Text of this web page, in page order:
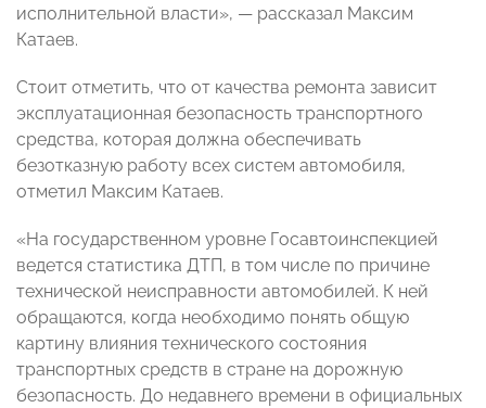
исполнительной власти», — рассказал Максим
Катаев.
Стоит отметить, что от качества ремонта зависит
эксплуатационная безопасность транспортного
средства, которая должна обеспечивать
безотказную работу всех систем автомобиля,
отметил Максим Катаев.
«На государственном уровне Госавтоинспекцией
ведется статистика ДТП, в том числе по причине
технической неисправности автомобилей. К ней
обращаются, когда необходимо понять общую
картину влияния технического состояния
транспортных средств в стране на дорожную
безопасность. До недавнего времени в официальных